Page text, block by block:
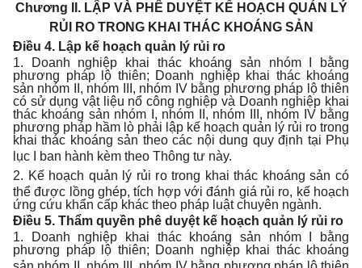
Chương II. LẬP VÀ PHÊ DUYỆT KẾ HOẠCH QUẢN LÝ
RỦI RO TRONG KHAI THÁC KHOÁNG SẢN
Điều 4. Lập kế hoạch quản lý rủi ro
1. Doanh nghiệp khai thác khoáng sản nhóm I bằng
phương pháp lộ thiên; Doanh nghiệp khai thác khoáng
sản nhóm II, nhóm III, nhóm IV bằng phương pháp lộ thiên
có sử dụng vật liệu nổ công nghiệp và Doanh nghiệp khai
thác khoáng sản nhóm I, nhóm II, nhóm III, nhóm IV bằng
phương pháp hầm lò phải lập kế hoạch quản lý rủi ro trong
khai thác khoáng sản theo các nội dung quy định tại Phụ
lục I ban hành kèm theo Thông tư này.
2. Kế hoạch quản lý rủi rotrong khai thác khoáng sản có
thể được lồng ghép, tích hợp với đánh giá rủi ro, kế hoạch
ứng cứu khẩn cấp khác theo pháp luật chuyên ngành.
Điều 5. Thẩm quyền phê duyệt kế hoạch quản lý rủi ro
1. Doanh nghiệp khai thác khoáng sản nhóm I bằng
phương pháp lộ thiên; Doanh nghiệp khai thác khoáng